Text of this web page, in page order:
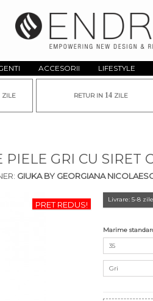
ACCESORII LIFESTYLE
ZILE RETUR IN 14ZILE
PIELE GRI CU SIRET
GIUKA BY GEORGIANA
PRET REDUS!
Livrare: 5-8
Marime
35
Gri